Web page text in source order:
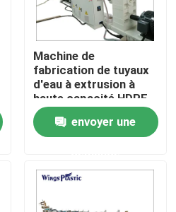
de tuyau
de tuyau
Machine de
fabrication de tuyaux
d'eau à extrusion à
haute capacité HDPE
PE PP
envoyer une